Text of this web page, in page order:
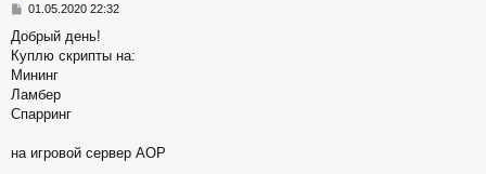
P
s
t
01.05.2020 22:32
Добрый день!
Куплю скрипты на:
Мининг
Ламбер
Спарринг
на игровой сервер AOP